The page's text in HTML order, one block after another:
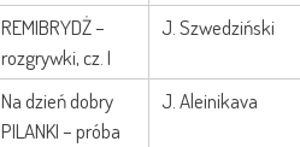
REMIBRYDŻ –
rozgrywki, cz. I
J. Szwedziński
Na dzień dobry
PILANKI – próba
J. Aleinikava